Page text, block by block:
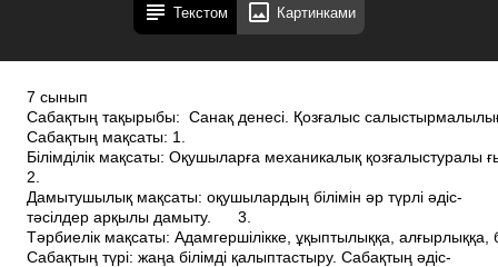
Текстом Картинками
7 сынып
Сабақтың тақырыбы: Санақ денесі. Қозғалыс
Сабақтың мақсаты: 1.
Білімділік мақсаты: Оқушыларға механикалық
2.
Дамытушылық мақсаты: оқушылардың білімін әр түрлі әдіс­
тәсілдер арқылы дамыту. 3.
Тәрбиелік мақсаты: Адамгершілікке, ұқыптылыққа, алғырлыққа,
Сабақтың түрі: жаңа білімді қалыптастыру. Сабақтың әдіс­